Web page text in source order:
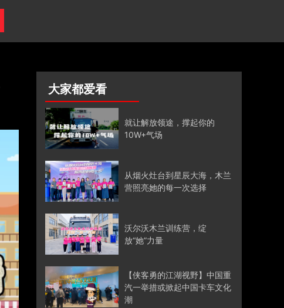
大家都爱看
就让解放领途，撑起你的
10W+气场
从烟火灶台到星辰大海，木兰
营照亮她的每一次选择
沃尔沃木兰训练营，绽
放“她”力量
【侠客勇的江湖视野】中国重
汽一举措或掀起中国卡车文化
潮